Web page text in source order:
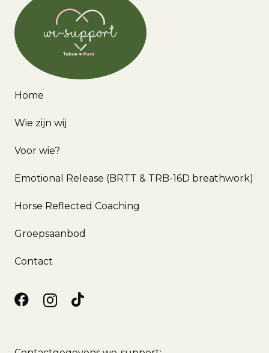
Home
Wie zijn wij
Voor wie?
Emotional Release (BRTT & TRB-16D breathwork)
Horse Reflected Coaching
Groepsaanbod
Contact